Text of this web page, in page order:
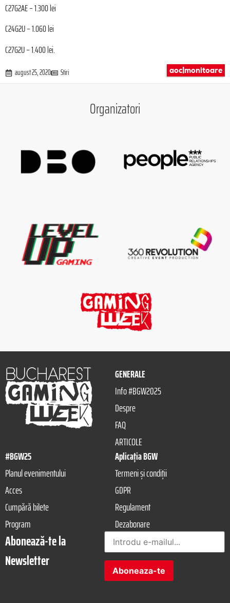
C27G2AE – 1.300 lei
C24G2U – 1.060 lei
C27G2U – 1.400 lei.
august 25, 2020 Stiri aoc|monitoare
Organizatori
GENERALE
Info #BGW2025
Despre
FAQ
ARTICOLE
#BGW25
Planul evenimentului
Acces
Cumpără bilete
Program
Aplicația BGW
Termeni și condiții
GDPR
Regulament
Dezabonare
Abonează-te la
Newsletter